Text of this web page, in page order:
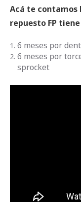
Acá te contamos
repuesto FP
6 meses por
6 meses por
sprocket